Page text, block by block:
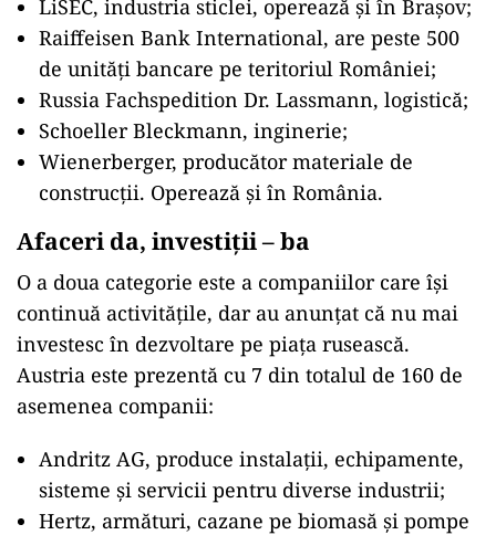
LiSEC, industria sticlei, operează și în Brașov;
Raiffeisen Bank International, are peste 500
de unități bancare pe teritoriul României;
Russia Fachspedition Dr. Lassmann, logistică;
Schoeller Bleckmann, inginerie;
Wienerberger, producător materiale de
construcții. Operează și în România.
Afaceri da, investiții – ba
O a doua categorie este a companiilor care își
continuă activitățile, dar au anunțat că nu mai
investesc în dezvoltare pe piața rusească.
Austria este prezentă cu 7 din totalul de 160 de
asemenea companii:
Andritz AG, produce instalații, echipamente,
sisteme și servicii pentru diverse industrii;
Hertz, armături, cazane pe biomasă și pompe